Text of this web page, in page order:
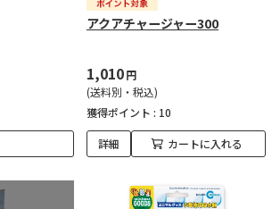
アクアチャージャー300
1,010円
(送料別・税込)
獲得ポイント : 10
詳細 カートに入れる